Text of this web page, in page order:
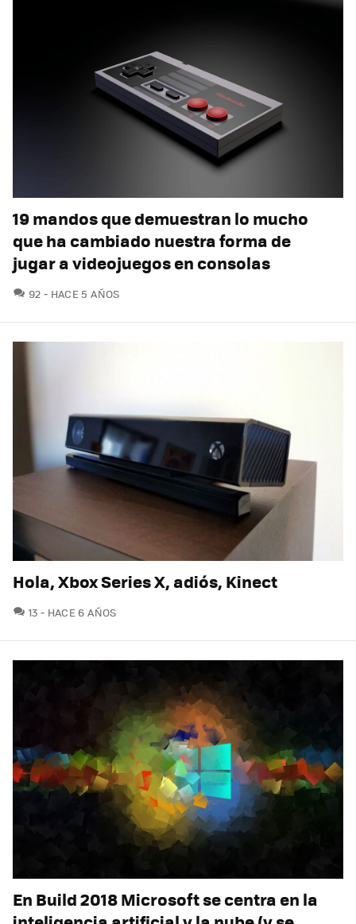
19 mandos que demuestran lo mucho
que ha cambiado nuestra forma de
jugar a videojuegos en consolas
92 COMENTARIOS
HACE 5 AÑOS
Hola, Xbox Series X, adiós, Kinect
13 COMENTARIOS
HACE 6 AÑOS
En Build 2018 Microsoft se centra en la